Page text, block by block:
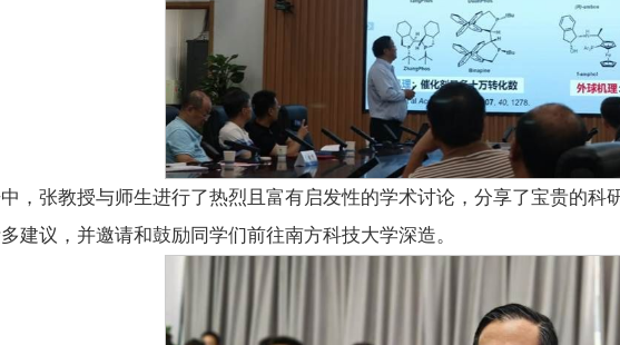
，张教授与师生进行了热烈且富有启发性的学术讨论，分享了宝贵的科
建议，并邀请和鼓励同学们前往南方科技大学深造。